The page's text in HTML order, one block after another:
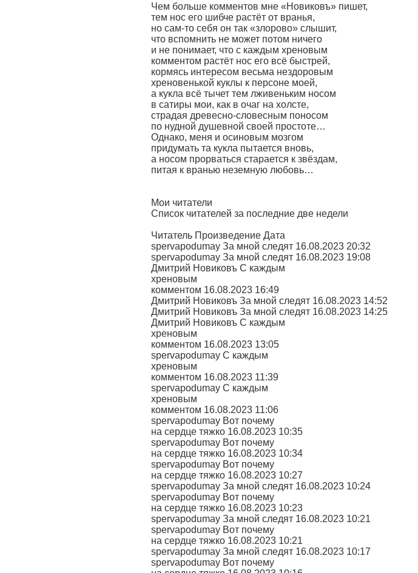
Чем больше комментов мне «Новиковъ» пишет,
тем нос его шибче растёт от вранья,
но сам-то себя он так «злорово» слышит,
что вспомнить не может потом ничего
и не понимает, что с каждым хреновым
комментом растёт нос его всё быстрей,
кормясь интересом весьма нездоровым
хреновенькой куклы к персоне моей,
а кукла всё тычет тем лживеньким носом
в сатиры мои, как в очаг на холсте,
страдая древесно-словесным поносом
по нудной душевной своей простоте…
Однако, меня и осиновым мозгом
придумать та кукла пытается вновь,
а носом прорваться старается к звёздам,
питая к вранью неземную любовь…
Мои читатели
Список читателей за последние две недели
Читатель Произведение Дата
spervapodumay За мной следят 16.08.2023 20:32
spervapodumay За мной следят 16.08.2023 19:08
Дмитрий Новиковъ С каждым
хреновым
комментом 16.08.2023 16:49
Дмитрий Новиковъ За мной следят 16.08.2023 14:52
Дмитрий Новиковъ За мной следят 16.08.2023 14:25
Дмитрий Новиковъ С каждым
хреновым
комментом 16.08.2023 13:05
spervapodumay С каждым
хреновым
комментом 16.08.2023 11:39
spervapodumay С каждым
хреновым
комментом 16.08.2023 11:06
spervapodumay Вот почему
на сердце тяжко 16.08.2023 10:35
spervapodumay Вот почему
на сердце тяжко 16.08.2023 10:34
spervapodumay Вот почему
на сердце тяжко 16.08.2023 10:27
spervapodumay За мной следят 16.08.2023 10:24
spervapodumay Вот почему
на сердце тяжко 16.08.2023 10:23
spervapodumay За мной следят 16.08.2023 10:21
spervapodumay Вот почему
на сердце тяжко 16.08.2023 10:21
spervapodumay За мной следят 16.08.2023 10:17
spervapodumay Вот почему